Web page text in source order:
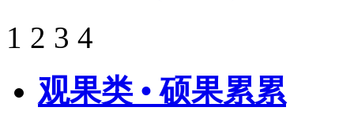
1 2 3 4
观果类 • 硕果累累